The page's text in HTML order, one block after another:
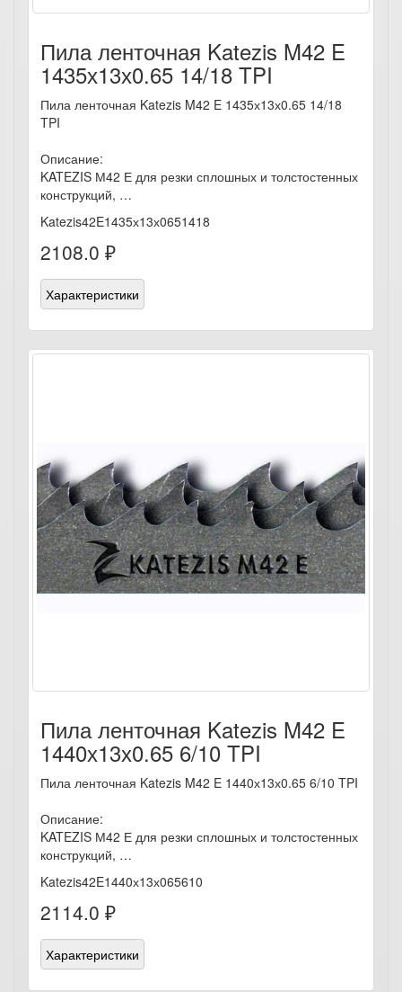
Пила ленточная Katezis M42 E
1435х13х0.65 14/18 TPI
Пила ленточная Katezis M42 E 1435х13х0.65 14/18
TPI
Описание:
KATEZIS М42 Е для резки сплошных и толстостенных
конструкций, …
Katezis42E1435х13х0651418
2108.0 ₽
Характеристики
Пила ленточная Katezis M42 E
1440х13х0.65 6/10 TPI
Пила ленточная Katezis M42 E 1440х13х0.65 6/10 TPI
Описание:
KATEZIS М42 Е для резки сплошных и толстостенных
конструкций, …
Katezis42E1440х13х065610
2114.0 ₽
Характеристики